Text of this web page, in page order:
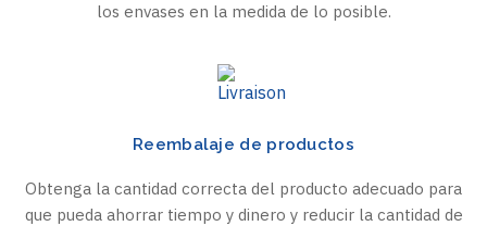
los envases en la medida de lo posible.
Reembalaje de productos
Obtenga la cantidad correcta del producto adecuado para
que pueda ahorrar tiempo y dinero y reducir la cantidad de